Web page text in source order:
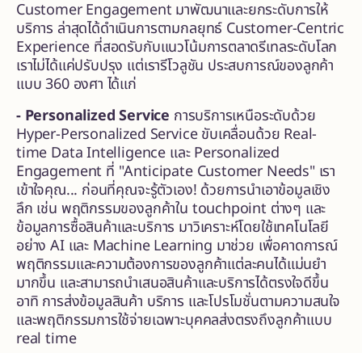
Customer Engagement มาพัฒนาและยกระดับการให้
บริการ ล่าสุดได้ดำเนินการตามกลยุทธ์ Customer-Centric
Experience ที่สอดรับกับแนวโน้มการตลาดรีเทลระดับโลก
เราไม่ได้แค่ปรับปรุง แต่เรารีโวลูชัน ประสบการณ์ของลูกค้า
แบบ 360 องศา ได้แก่
- Personalized Service การบริการเหนือระดับด้วย
Hyper-Personalized Service ขับเคลื่อนด้วย Real-
time Data Intelligence และ Personalized
Engagement ที่ "Anticipate Customer Needs" เรา
เข้าใจคุณ... ก่อนที่คุณจะรู้ตัวเอง! ด้วยการนำเอาข้อมูลเชิง
ลึก เช่น พฤติกรรมของลูกค้าใน touchpoint ต่างๆ และ
ข้อมูลการซื้อสินค้าและบริการ มาวิเคราะห์โดยใช้เทคโนโลยี
อย่าง AI และ Machine Learning มาช่วย เพื่อคาดการณ์
พฤติกรรมและความต้องการของลูกค้าแต่ละคนได้แม่นยำ
มากขึ้น และสามารถนำเสนอสินค้าและบริการได้ตรงใจดีขึ้น
อาทิ การส่งข้อมูลสินค้า บริการ และโปรโมชั่นตามความสนใจ
และพฤติกรรมการใช้จ่ายเฉพาะบุคคลส่งตรงถึงลูกค้าแบบ
real time